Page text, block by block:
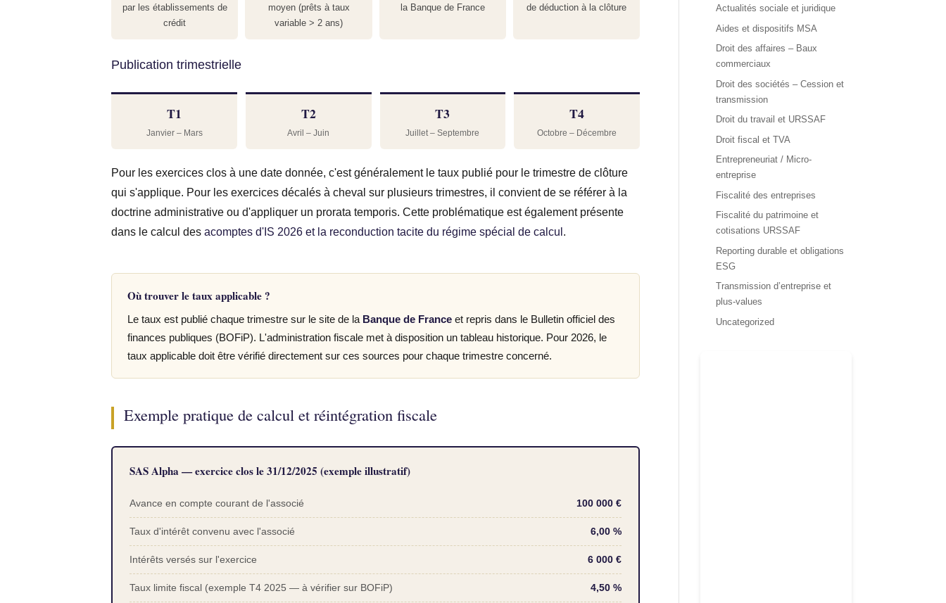
par les établissements de
crédit
moyen (prêts à taux
variable > 2 ans)
la Banque de France
de déduction à la clôture
Publication trimestrielle
T1
Janvier – Mars
T2
Avril – Juin
T3
Juillet – Septembre
T4
Octobre – Décembre
Pour les exercices clos à une date donnée, c'est généralement le taux publié pour le trimestre de clôture
qui s'applique. Pour les exercices décalés à cheval sur plusieurs trimestres, il convient de se référer à la
doctrine administrative ou d'appliquer un prorata temporis. Cette problématique est également présente
dans le calcul desacomptes d'IS 2026 et la reconduction tacite du régime spécial de calcul .
Où trouver le taux applicable ?
Le taux est publié chaque trimestre sur le site de la Banque de France et repris dans le Bulletin officiel des
finances publiques (BOFiP). L'administration fiscale met à disposition un tableau historique. Pour 2026, le
taux applicable doit être vérifié directement sur ces sources pour chaque trimestre concerné.
Exemple pratique de calcul et réintégration fiscale
SAS Alpha — exercice clos le 31/12/2025 (exemple illustratif)
Avance en compte courant de l'associé 100 000 €
Taux d'intérêt convenu avec l'associé 6,00 %
Intérêts versés sur l'exercice 6 000 €
Taux limite fiscal (exemple T4 2025 — à vérifier sur BOFiP) 4,50 %
Actualités sociale et juridique
Aides et dispositifs MSA
Droit des affaires – Baux
commerciaux
Droit des sociétés – Cession et
transmission
Droit du travail et URSSAF
Droit fiscal et TVA
Entrepreneuriat / Micro-
entreprise
Fiscalité des entreprises
Fiscalité du patrimoine et
cotisations URSSAF
Reporting durable et obligations
ESG
Transmission d’entreprise et
plus-values
Uncategorized